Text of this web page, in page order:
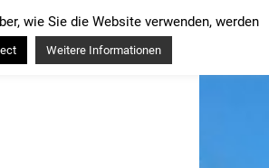
wie Sie die Website verwenden, werden
Weitere Informationen